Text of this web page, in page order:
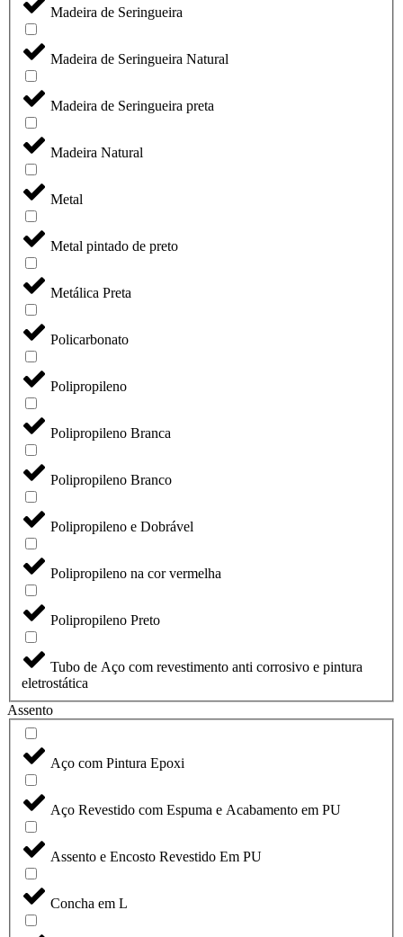
Madeira de Seringueira
Madeira de Seringueira Natural
Madeira de Seringueira preta
Madeira Natural
Metal
Metal pintado de preto
Metálica Preta
Policarbonato
Polipropileno
Polipropileno Branca
Polipropileno Branco
Polipropileno e Dobrável
Polipropileno na cor vermelha
Polipropileno Preto
Tubo de Aço com revestimento anti corrosivo e pintura
eletrostática
Assento
Aço com Pintura Epoxi
Aço Revestido com Espuma e Acabamento em PU
Assento e Encosto Revestido Em PU
Concha em L